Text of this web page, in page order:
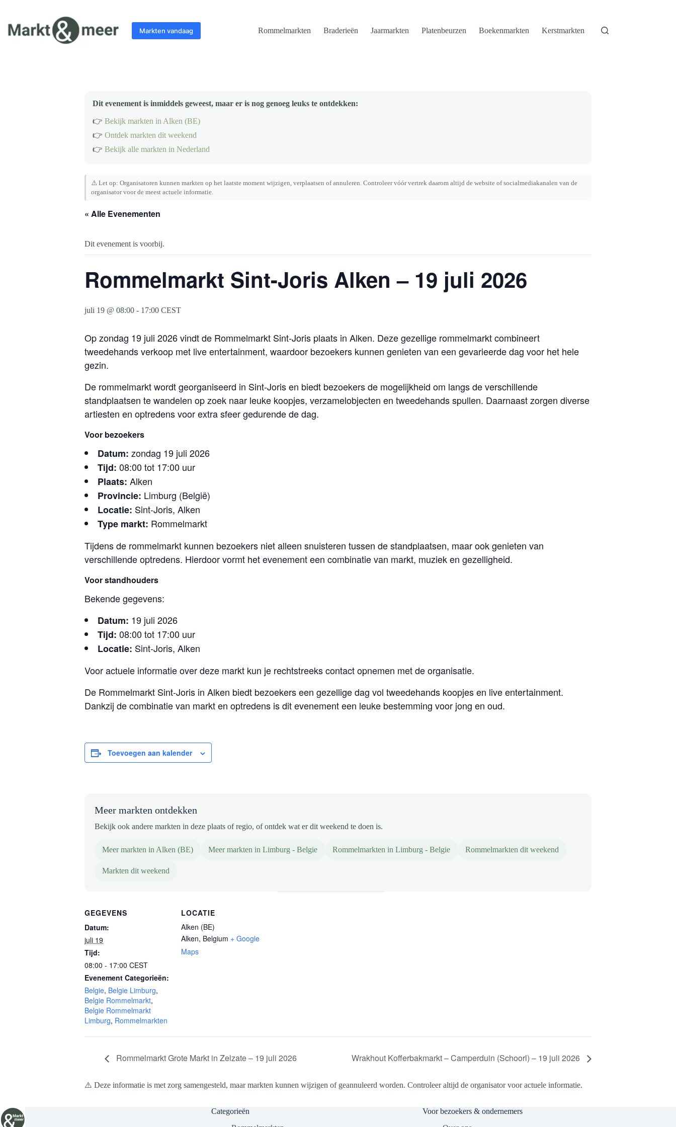
inhoud
Markten vandaag Rommelmarkten Braderieën Jaarmarkten Platenbeurzen Boekenmarkten Kerstmarkten
Dit evenement is inmiddels geweest, maar er is nog genoeg leuks te ontdekken:
👉 Bekijk markten in Alken (BE)
👉 Ontdek markten dit weekend
👉 Bekijk alle markten in Nederland
⚠️ Let op: Organisatoren kunnen markten op het laatste moment wijzigen, verplaatsen of annuleren. Controleer vóór vertrek daarom altijd de website of socialmediakanalen van de
organisator voor de meest actuele informatie.
« Alle Evenementen
Dit evenement is voorbij.
Rommelmarkt Sint-Joris Alken – 19 juli 2026
juli 19 @ 08:00 - 17:00 CEST
Op zondag 19 juli 2026 vindt de Rommelmarkt Sint-Joris plaats in Alken. Deze gezellige rommelmarkt combineert
tweedehands verkoop met live entertainment, waardoor bezoekers kunnen genieten van een gevarieerde dag voor het hele
gezin.
De rommelmarkt wordt georganiseerd in Sint-Joris en biedt bezoekers de mogelijkheid om langs de verschillende
standplaatsen te wandelen op zoek naar leuke koopjes, verzamelobjecten en tweedehands spullen. Daarnaast zorgen diverse
artiesten en optredens voor extra sfeer gedurende de dag.
Voor bezoekers
Datum: zondag 19 juli 2026
Tijd: 08:00 tot 17:00 uur
Plaats: Alken
Provincie: Limburg (België)
Locatie: Sint-Joris, Alken
Type markt: Rommelmarkt
Tijdens de rommelmarkt kunnen bezoekers niet alleen snuisteren tussen de standplaatsen, maar ook genieten van
verschillende optredens. Hierdoor vormt het evenement een combinatie van markt, muziek en gezelligheid.
Voor standhouders
Bekende gegevens:
Datum: 19 juli 2026
Tijd: 08:00 tot 17:00 uur
Locatie: Sint-Joris, Alken
Voor actuele informatie over deze markt kun je rechtstreeks contact opnemen met de organisatie.
De Rommelmarkt Sint-Joris in Alken biedt bezoekers een gezellige dag vol tweedehands koopjes en live entertainment.
Dankzij de combinatie van markt en optredens is dit evenement een leuke bestemming voor jong en oud.
Toevoegen aan kalender
Meer markten ontdekken
Bekijk ook andere markten in deze plaats of regio, of ontdek wat er dit weekend te doen is.
Meer markten in Alken (BE) Meer markten in Limburg - Belgie Rommelmarkten in Limburg - Belgie Rommelmarkten dit weekend
Markten dit weekend
GEGEVENS
Datum:
juli 19
Tijd:
08:00 - 17:00 CEST
Evenement Categorieën:
Belgie, Belgie Limburg,
Belgie Rommelmarkt,
Belgie Rommelmarkt
Limburg, Rommelmarkten
LOCATIE
Alken (BE)
Alken, Belgium + Google
Maps
Rommelmarkt Grote Markt in Zelzate – 19 juli 2026 Wrakhout Kofferbakmarkt – Camperduin (Schoorl) – 19 juli 2026
⚠️ Deze informatie is met zorg samengesteld, maar markten kunnen wijzigen of geannuleerd worden. Controleer altijd de organisator voor actuele informatie.
Categorieën
Voor bezoekers & ondernemers